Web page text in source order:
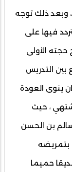
محرما بالعمرة سنة 1349 هـ، وبعد ذلك توجه
فيها على
الأولى
بين التدريس
ينوى العودة
، حيث
بن الحسن
بتمريضه
حميما